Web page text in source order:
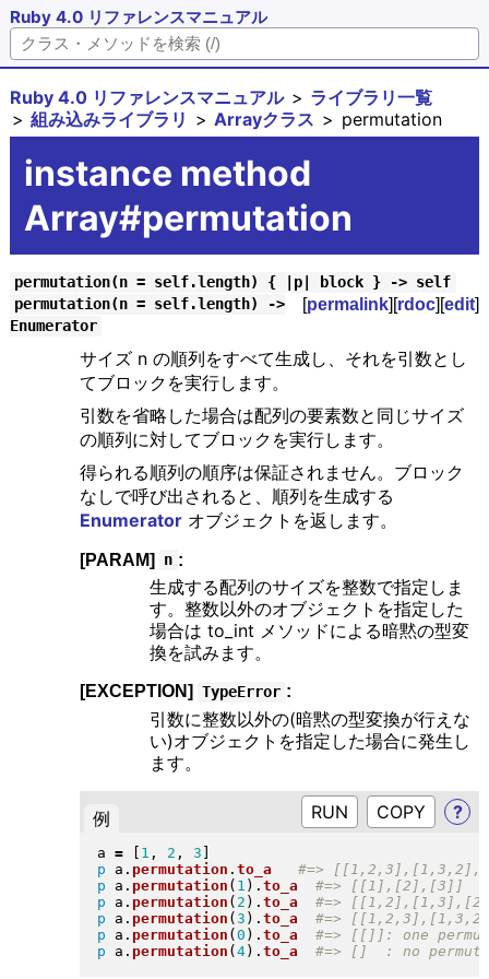
Ruby 4.0 リファレンスマニュアル
Ruby 4.0 リファレンスマニュアル
ライブラリ一覧
組み込みライブラリ
Arrayクラス permutation
instance method
Array#permutation
permutation(n = self.length) { |p| block } -> self
[permalink][rdoc][edit]
permutation(n = self.length) ->
Enumerator
サイズ n の順列をすべて生成し、それを引数とし
てブロックを実行します。
引数を省略した場合は配列の要素数と同じサイズ
の順列に対してブロックを実行します。
得られる順列の順序は保証されません。ブロック
なしで呼び出されると、順列を生成する
Enumeratorオブジェクトを返します。
[PARAM] n :
生成する配列のサイズを整数で指定しま
す。整数以外のオブジェクトを指定した
場合は to_int メソッドによる暗黙の型変
換を試みます。
[EXCEPTION] TypeError :
引数に整数以外の(暗黙の型変換が行えな
い)オブジェクトを指定した場合に発生し
ます。
例 RUN ?
a = 1 , 2 , 3
p a . permutation . to_a
p a . permutation ( 1 ) . to_a
p a . permutation ( 2 ) . to_a
p a . permutation ( 3 ) . to_a
p a . permutation ( 0 ) . to_a
p a . permutation ( 4) . to_a